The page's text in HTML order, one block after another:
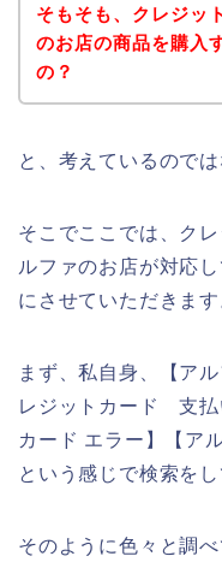
そもそも、クレジッ
のお店の商品を購入
の？
と、考えているので
そこでここでは、ク
ルファのお店が対応
にさせていただきます
まず、私自身、【ア
レジットカード 支払
カード エラー】【ア
という感じで検索をし
そのように色々と調